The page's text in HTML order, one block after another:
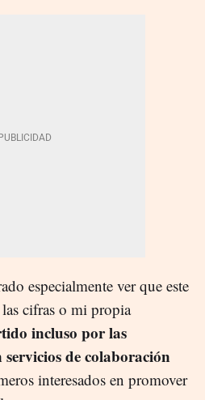
especialmente ver que este
cifras o mi propia
incluso por las
de colaboración
interesados en promover